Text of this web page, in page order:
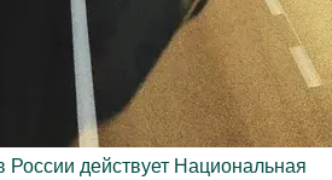
действует Национальная